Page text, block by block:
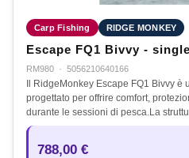
Carp Fishing RIDGE MONKEY
Escape FQ1 Bivvy - single
RM980 · 5056210640166
Il RidgeMonkey Escape FQ1 Bivvy è
progettato per offrire comfort,
durante le sessioni di pesca.La
788,00 €